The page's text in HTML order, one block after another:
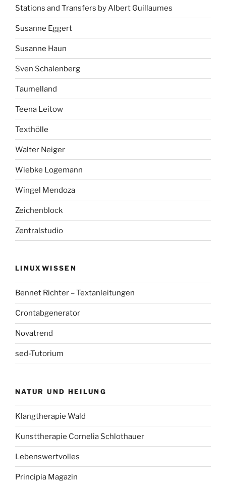
Stations and Transfers by Albert Guillaumes
Susanne Eggert
Susanne Haun
Sven Schalenberg
Taumelland
Teena Leitow
Texthölle
Walter Neiger
Wiebke Logemann
Wingel Mendoza
Zeichenblock
Zentralstudio
LINUXWISSEN
Bennet Richter – Textanleitungen
Crontabgenerator
Novatrend
sed-Tutorium
NATUR UND HEILUNG
Klangtherapie Wald
Kunsttherapie Cornelia Schlothauer
Lebenswertvolles
Principia Magazin